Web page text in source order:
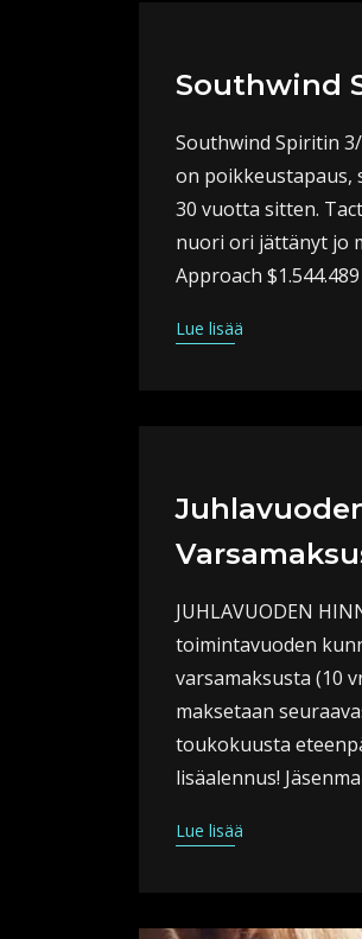
Southwind
Southwind Spiritin
on poikkeustapaus,
30 vuotta sitten.
nuori ori jättänyt jo
Approach
Lue lisää
JUHLAVUODEN
toimintavuoden
varsamaksusta (10
maksetaan
toukokuusta
lisäalennus!
Lue lisää